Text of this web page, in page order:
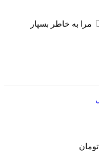
مرا به خاطر بسپار
تومان